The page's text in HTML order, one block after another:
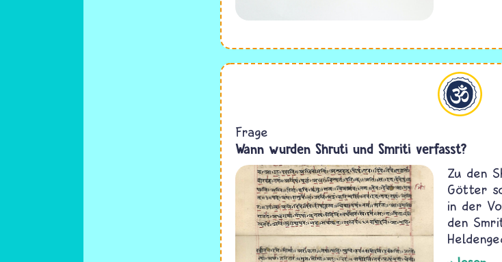
Frage
Wann wurden Shruti und Smriti verfasst?
Zu den
Götter
in der
den